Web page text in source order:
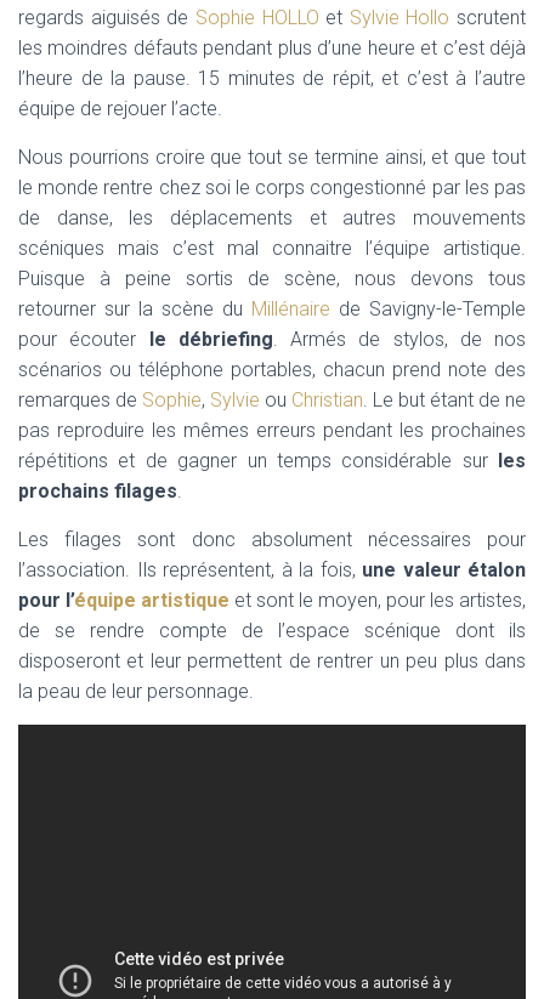
regards aiguisés de Sophie HOLLO et Sylvie Hollo scrutent
les moindres défauts pendant plus d’une heure et c’est déjà
l’heure de la pause. 15 minutes de répit, et c’est à l’autre
équipe de rejouer l’acte.
Nous pourrions croire que tout se termine ainsi, et que tout
le monde rentre chez soi le corps congestionné par les pas
de danse, les déplacements et autres mouvements
scéniques mais c’est mal connaitre l’équipe artistique.
Puisque à peine sortis de scène, nous devons tous
retourner sur la scène du Millénaire de Savigny-le-Temple
pour écouter le débriefing. Armés de stylos, de nos
scénarios ou téléphone portables, chacun prend note des
remarques de Sophie, Sylvie ou Christian. Le but étant de ne
pas reproduire les mêmes erreurs pendant les prochaines
répétitions et de gagner un temps considérable surles
prochains filages.
Les filages sont donc absolument nécessaires pour
l’association. Ils représentent, à la fois, une valeur étalon
pour l’équipe artistique et sont le moyen, pour les artistes,
de se rendre compte de l’espace scénique dont ils
disposeront et leur permettent de rentrer un peu plus dans
la peau de leur personnage.